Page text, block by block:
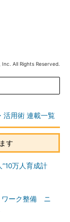
All Rights Reserved.
用術 連載一覧
す
万人育成計
ワーク整備 ニ